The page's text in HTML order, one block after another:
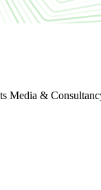
Media &